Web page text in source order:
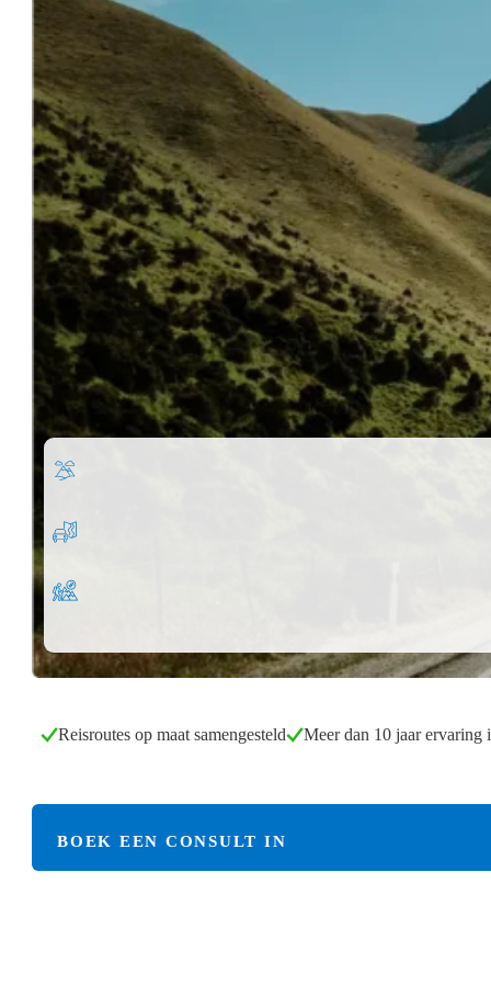
Reisroutes op maat samengesteld Meer dan 10 jaar
BOEK EEN CONSULT IN